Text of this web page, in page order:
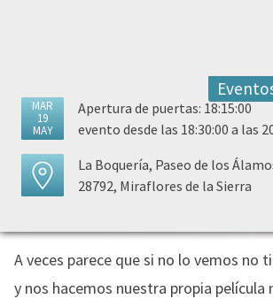
MAR
19
MAY
Apertura de puertas: 18:15:00
evento desde las 18:30:00 a las
La Boquería, Paseo de los
28792, Miraflores de la Sierra
A veces parece que si no lo vemos no
y nos hacemos nuestra propia película